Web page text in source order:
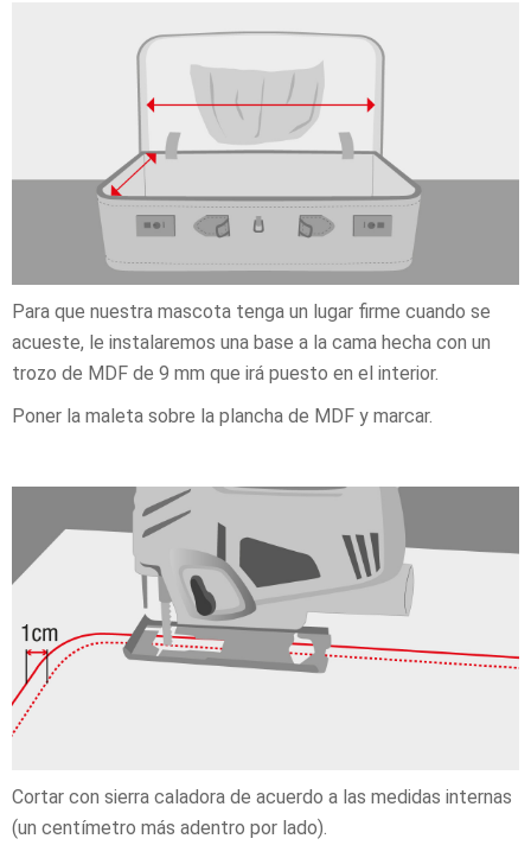
Para que nuestra mascota tenga un lugar firme cuando se
acueste, le instalaremos una base a la cama hecha con un
trozo de MDF de 9 mm que irá puesto en el interior.
Poner la maleta sobre la plancha de MDF y marcar.
Cortar con sierra caladora de acuerdo a las medidas internas
(un centímetro más adentro por lado).